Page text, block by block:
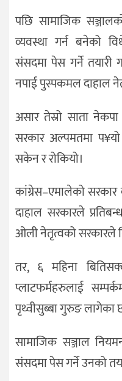
पछि सामाजिक
व्यवस्था गर्न बनेको
संसदमा पेस गर्ने तयारी
नपाई पुस्पकमल दाहाल
असार तेस्रो साता
सरकार अल्पमतमा
सकेन र रोकियो।
कांग्रेस–एमालेको
दाहाल सरकारले
ओली नेतृत्वको सरकारले
तर, ६ महिना
प्लाटफर्महरुलाई
पृथ्वीसुब्बा गुरुङ लागेका
सामाजिक सञ्जाल
संसदमा पेस गर्ने उनको